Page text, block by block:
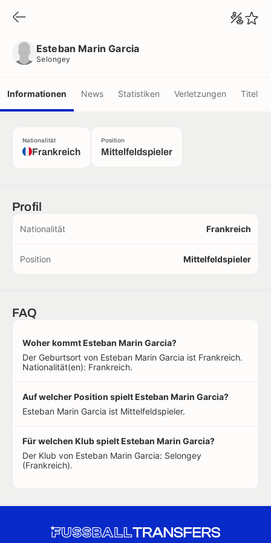
Esteban Marin Garcia
Selongey
Informationen News Statistiken Verletzungen Titel
Nationalität
Frankreich
Position
Mittelfeldspieler
Profil
Nationalität Frankreich
Position Mittelfeldspieler
FAQ
Woher kommt Esteban Marin Garcia?
Der Geburtsort von Esteban Marin Garcia ist Frankreich.
Nationalität(en): Frankreich.
Auf welcher Position spielt Esteban Marin Garcia?
Esteban Marin Garcia ist Mittelfeldspieler.
Für welchen Klub spielt Esteban Marin Garcia?
Der Klub von Esteban Marin Garcia: Selongey
(Frankreich).